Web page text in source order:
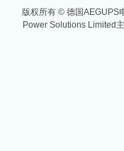
版权所有 © 德国AEGUPS
Power Solutions Limited